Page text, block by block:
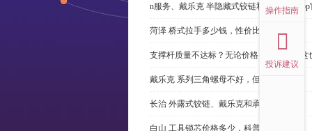
n服务、戴乐克 半隐藏式铰链和米乐体育
菏泽 桥式拉手多少钱，性价比高
支撑杆质量不达标？无论价格多么便宜，这
戴乐克 系列三角螺母不好，但更好
长治 外露式铰链、戴乐克和承诺戴乐克
白山 工具锁芯价格多少，科普
操作指南
投诉建议